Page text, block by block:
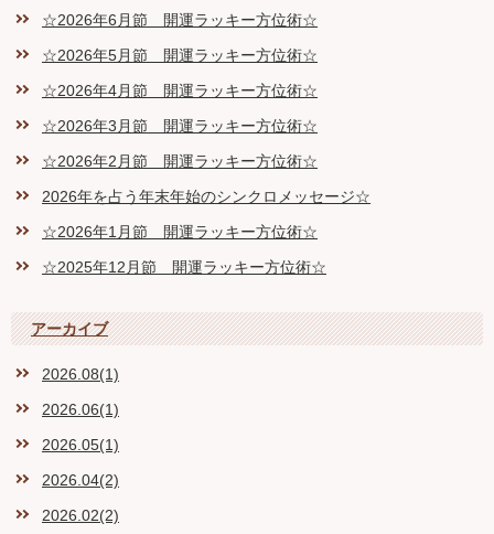
☆2026年6月節 開運ラッキー方位術☆
☆2026年5月節 開運ラッキー方位術☆
☆2026年4月節 開運ラッキー方位術☆
☆2026年3月節 開運ラッキー方位術☆
☆2026年2月節 開運ラッキー方位術☆
2026年を占う年末年始のシンクロメッセージ☆
☆2026年1月節 開運ラッキー方位術☆
☆2025年12月節 開運ラッキー方位術☆
アーカイブ
2026.08(1)
2026.06(1)
2026.05(1)
2026.04(2)
2026.02(2)